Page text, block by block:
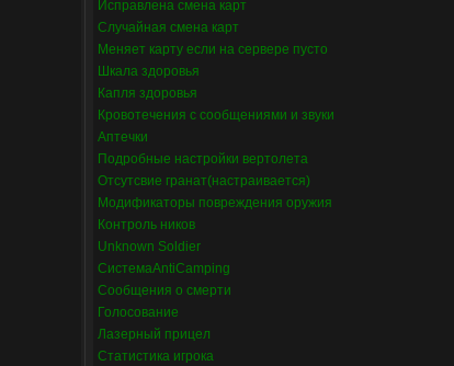
Исправлена смена карт
Случайная смена карт
Меняет карту если на сервере пусто
Шкала здоровья
Капля здоровья
Кровотечения с сообщениями и звуки
Аптечки
Подробные настройки вертолета
Отсутсвие гранат(настраивается)
Модификаторы повреждения оружия
Контроль ников
Unknown Soldier
СистемаAntiCamping
Сообщения о смерти
Голосование
Лазерный прицел
Статистика игрока